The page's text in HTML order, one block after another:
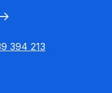
394 213